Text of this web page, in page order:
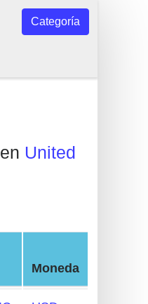
Categoría
en United
Moneda